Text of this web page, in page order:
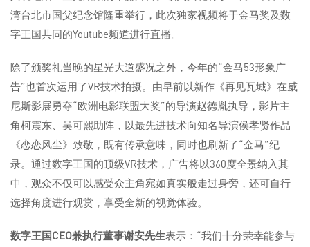
湾台北市国父纪念馆隆重举行，此次独家视频将于金马奖及数
字王国共同的Youtube频道进行直播。
除了颁奖礼当晚的星光大道盛况之外，今年的“金马53形象广
告”也首次运用了VR技术拍摄。由早前以新作《再见瓦城》在威
尼斯影展勇夺“欧洲电影联盟大奖”的导演赵德胤执导，影片主
角柯震东、吴可熙助阵，以最先进技术向知名导演侯孝贤作品
《恋恋风尘》致敬，既有传承意味，同时也刷新了“金马”纪
录。通过数字王国的顶级VR技术，广告将以360度全景纳入其
中，观众不仅可以感受众主角宛如真实般走过身旁，还可自行
选择角度进行观赏，享受全新的视觉体验。
数字王国CEO兼执行董事谢安先生表示：“我们十分荣幸能参与